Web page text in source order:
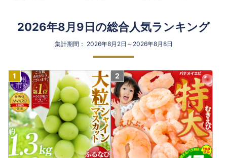
2026年8月9日の総合人気ランキング
集計期間： 2026年8月2日～2026年8月8日